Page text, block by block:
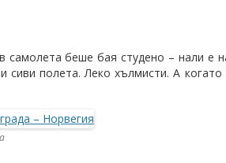
самолета беше бая студено – нали е
полета. Леко хълмисти. А